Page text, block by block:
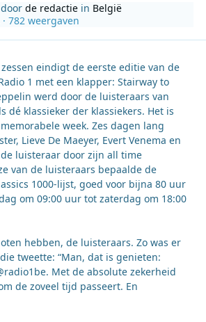
doorde redactie in België
· 782 weergaven
eindigt de eerste editie van de
1 met een klapper: Stairway to
werd door de luisteraars van
dé klassieker der klassiekers. Het is
week. Zes dagen lang
Lieve De Maeyer, Evert Venema en
luisteraar door zijn all time
van de luisteraars bepaalde de
1000-lijst, goed voor bijna 80 uur
om 09:00 uur tot zaterdag om 18:00
hebben, de luisteraars. Zo was er
tweette: “Man, dat is genieten:
Met de absolute zekerheid
de zoveel tijd passeert. En